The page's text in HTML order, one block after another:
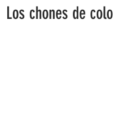
Los chones de